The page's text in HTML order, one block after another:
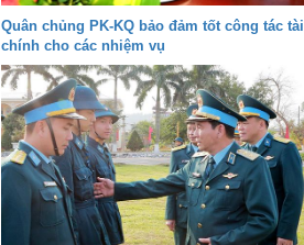
Quân chủng PK-KQ bảo đảm tốt công tác tài
chính cho các nhiệm vụ